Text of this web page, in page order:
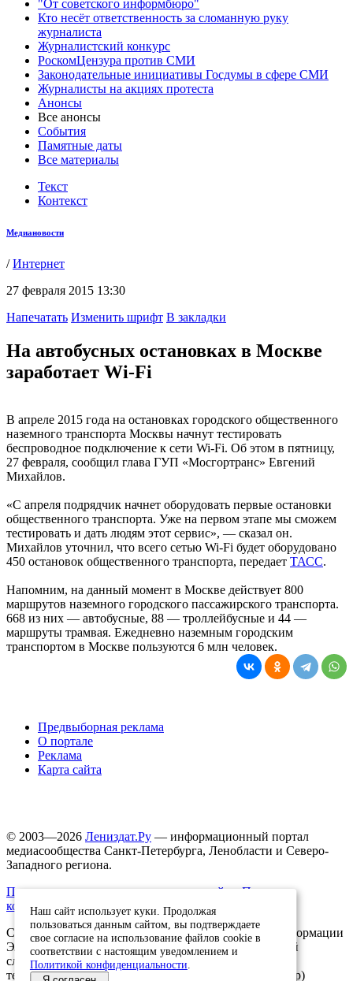
"От советского информбюро"
Кто несёт ответственность за сломанную руку
журналиста
Журналистский конкурс
РоскомЦензура против СМИ
Законодательные инициативы Госдумы в сфере СМИ
Журналисты на акциях протеста
Анонсы
Все анонсы
События
Памятные даты
Все материалы
Текст
Контекст
Медиановости
/Интернет
27 февраля 2015 13:30
Напечатать Изменить шрифт В закладки
На автобусных остановках в Москве
заработает Wi-Fi
В апреле 2015 года на остановках городского общественного
наземного транспорта Москвы начнут тестировать
беспроводное подключение к сети Wi-Fi. Об этом в пятницу,
27 февраля, сообщил глава ГУП «Мосгортранс» Евгений
Михайлов.
«С апреля подрядчик начнет оборудовать первые остановки
общественного транспорта. Уже на первом этапе мы сможем
тестировать и дать людям этот сервис», — сказал он.
Михайлов уточнил, что всего сетью Wi-Fi будет оборудовано
450 остановок общественного транспорта, передает ТАСС.
Напомним, на данный момент в Москве действует 800
маршрутов наземного городского пассажирского транспорта.
668 из них — автобусные, 88 — троллейбусные и 44 —
маршруты трамвая. Ежедневно наземным городским
транспортом в Москве пользуются 6 млн человек.
Предвыборная реклама
О портале
Реклама
Карта сайта
© 2003—2026 Лениздат.Ру — информационный портал
медиасообщества Санкт-Петербурга, Ленобласти и Северо-
Западного региона.
Правила использования содержания сайта.
Политика
конфиденциальности.
Свидетельство о регистрации средства массовой информации
ЭЛ №ФС77-91046, выданное 10.03.2026 Федеральной
службой по надзору в сфере связи, информационных
технологий и массовых коммуникаций (Роскомнадзор)
Наш сайт использует куки. Продолжая
пользоваться данным сайтом, вы подтверждаете
свое согласие на использование файлов cookie в
соответствии с настоящим уведомлением и
Политикой конфиденциальности